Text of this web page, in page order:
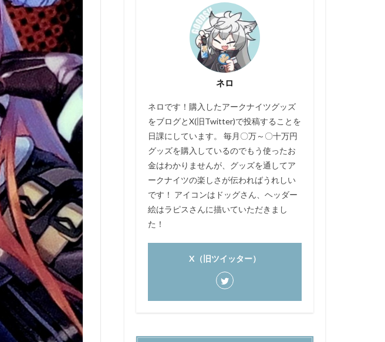
ネロ
ネロです！購入したアークナイツグッズ
をブログとX(旧Twitter)で投稿することを
日課にしています。 毎月〇万～〇十万円
グッズを購入しているのでもう使ったお
金はわかりませんが、グッズを通してア
ークナイツの楽しさが伝わればうれしい
です！ アイコンはドッグさん、ヘッダー
絵はラピスさんに描いていただきまし
た！
X（旧ツイッター）